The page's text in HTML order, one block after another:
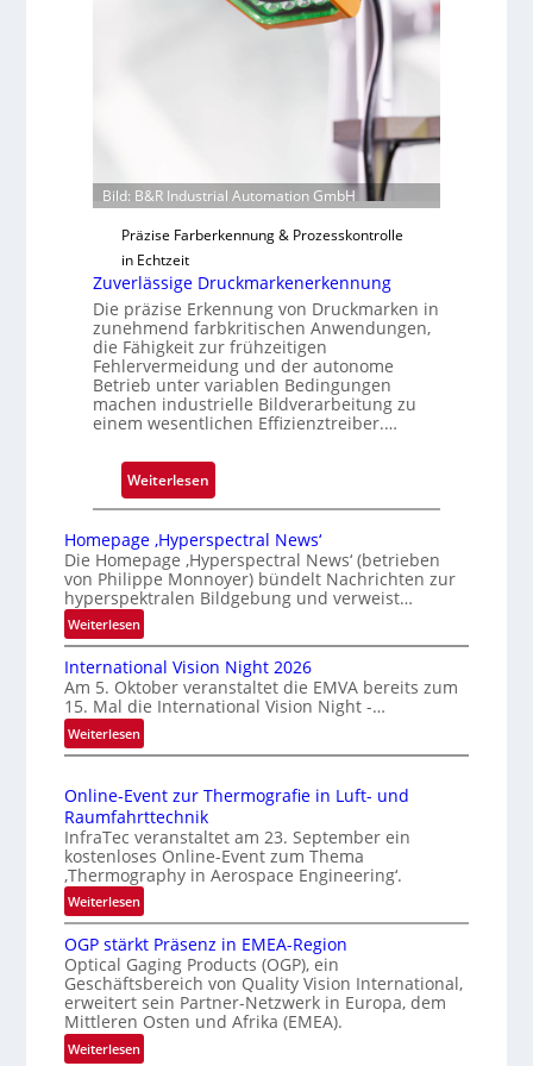
a
u
s
Bild: B&R Industrial Automation GmbH
Präzise Farberkennung & Prozesskontrolle
in Echtzeit
Zuverlässige Druckmarkenerkennung
Die präzise Erkennung von Druckmarken in
zunehmend farbkritischen Anwendungen,
die Fähigkeit zur frühzeitigen
Fehlervermeidung und der autonome
Betrieb unter variablen Bedingungen
machen industrielle Bildverarbeitung zu
einem wesentlichen Effizienztreiber.…
Weiterlesen:
Z
v
e
r
ä
s
s
g
D
r
u
c
m
a
r
k
e
Homepage ‚Hyperspectral News‘
Die Homepage ‚Hyperspectral News‘ (betrieben
von Philippe Monnoyer) bündelt Nachrichten zur
hyperspektralen Bildgebung und verweist…
Weiterlesen:
H
o
m
e
p
a
e
‚
H
y
p
e
r
s
p
e
c
t
International Vision Night 2026
Am 5. Oktober veranstaltet die EMVA bereits zum
15. Mal die International Vision Night -…
Weiterlesen:
I
t
e
r
n
a
t
o
n
a
V
Online-Event zur Thermografie in Luft- und
Raumfahrttechnik
InfraTec veranstaltet am 23. September ein
kostenloses Online-Event zum Thema
‚Thermography in Aerospace Engineering‘.
Weiterlesen:
O
n
l
i
n
e
-
OGP stärkt Präsenz in EMEA-Region
Optical Gaging Products (OGP), ein
Geschäftsbereich von Quality Vision International,
erweitert sein Partner-Netzwerk in Europa, dem
Mittleren Osten und Afrika (EMEA).
Weiterlesen: